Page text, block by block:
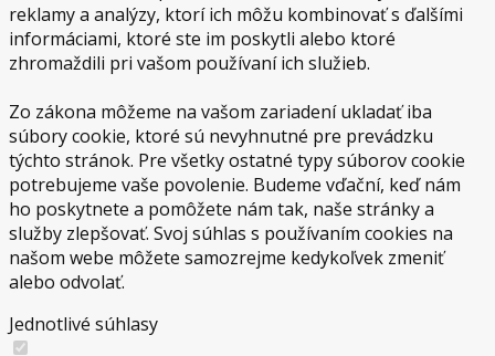
reklamy a analýzy, ktorí ich môžu kombinovať s ďalšími
informáciami, ktoré ste im poskytli alebo ktoré
zhromaždili pri vašom používaní ich služieb.
Zo zákona môžeme na vašom zariadení ukladať iba
súbory cookie, ktoré sú nevyhnutné pre prevádzku
týchto stránok. Pre všetky ostatné typy súborov cookie
potrebujeme vaše povolenie. Budeme vďační, keď nám
ho poskytnete a pomôžete nám tak, naše stránky a
služby zlepšovať. Svoj súhlas s používaním cookies na
našom webe môžete samozrejme kedykoľvek zmeniť
alebo odvolať.
Jednotlivé súhlasy